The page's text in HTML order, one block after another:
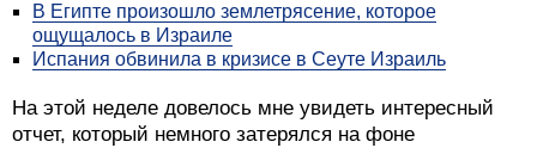
В Египте произошло землетрясение, которое
ощущалось в Израиле
Испания обвинила в кризисе в Сеуте Израиль
На этой неделе довелось мне увидеть интересный
отчет, который немного затерялся на фоне